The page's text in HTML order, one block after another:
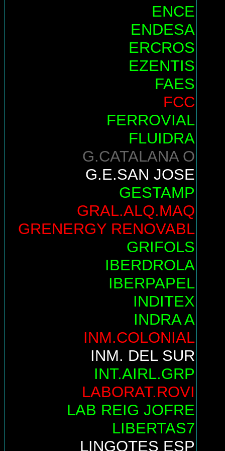
ENCE
ENDESA
ERCROS
EZENTIS
FAES
FCC
FERROVIAL
FLUIDRA
G.CATALANA O
G.E.SAN JOSE
GESTAMP
GRAL.ALQ.MAQ
GRENERGY RENOVABL
GRIFOLS
IBERDROLA
IBERPAPEL
INDITEX
INDRA A
INM.COLONIAL
INM. DEL SUR
INT.AIRL.GRP
LABORAT.ROVI
LAB REIG JOFRE
LIBERTAS7
LINGOTES ESP